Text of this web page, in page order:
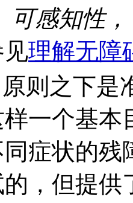
可感知性
理解无障
则之下是
一个基本
症状的残
，但提供